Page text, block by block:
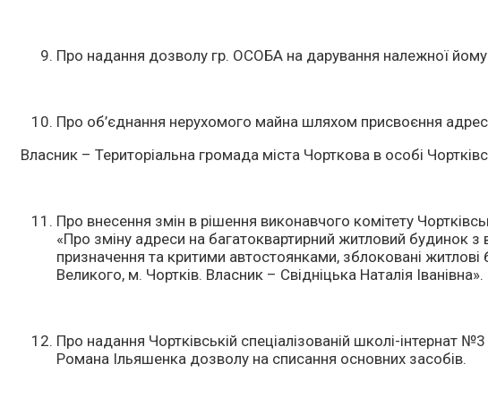
Про надання дозволу гр. ОСОБА на дарування належної йому
Про об’єднання нерухомого майна шляхом присвоєння
Власник – Територіальна громада міста Чорткова в особі
Про внесення змін в рішення виконавчого комітету
«Про зміну адреси на багатоквартирний житловий будинок
призначення та критими автостоянками, зблоковані
Великого, м. Чортків. Власник – Свідніцька Наталія Іванівна».
Про надання Чортківській спеціалізованій школі-інтернат №3
Романа Ільяшенка дозволу на списання основних засобів.